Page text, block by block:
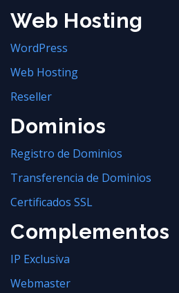
Web Hosting
WordPress
Web Hosting
Reseller
Dominios
Registro de Dominios
Transferencia de Dominios
Certificados SSL
Complementos
IP Exclusiva
Webmaster